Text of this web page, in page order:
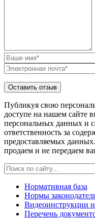
Публикуя свою
доступе на нашем сайте
персональных данных и
ответственность за
предоставляемых
продаем и не передаем
Нормативная база
Нормы
Видеоинструкции
Перечень